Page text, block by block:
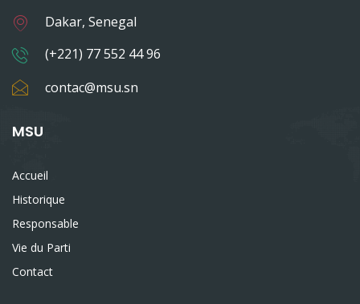
Dakar, Senegal
(+221) 77 552 44 96
contac@msu.sn
MSU
Accueil
Historique
Responsable
Vie du Parti
Contact